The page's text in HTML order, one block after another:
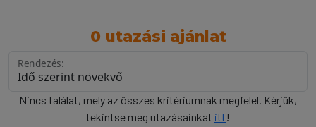
0 utazási ajánlat
Rendezés:
Nincs találat, mely az összes kritériumnak megfelel. Kérjük,
tekintse meg utazásainkat itt!